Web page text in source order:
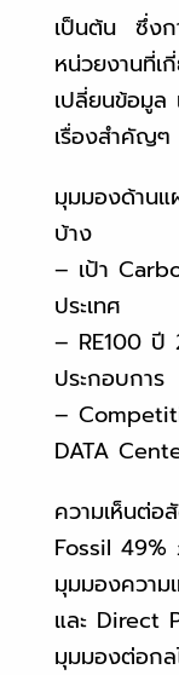
เป็นต้น ซึ่งก
หน่วยงานที่เ
เปลี่ยนข้อมูล
เรื่องสำคัญ
มุมมองด้าน
บ้าง
– เป้า
ประเทศ
– RE100 ปี
ประกอบการ
–
DATA
ความเห็นต่อ
Fossil 49%
มุมมองความ
และ Direct
มุมมองต่อกล